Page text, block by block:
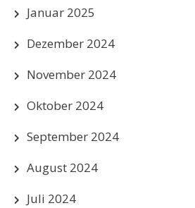
Januar 2025
Dezember 2024
November 2024
Oktober 2024
September 2024
August 2024
Juli 2024